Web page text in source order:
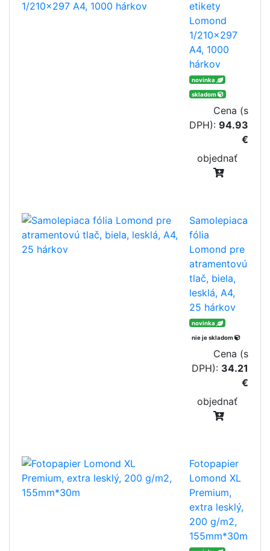
etikety
Lomond
1/210x297
A4, 1000
hárkov
novinka
skladom
Cena (s
DPH): 94.93
€
objednať
Samolepiaca
fólia
Lomond pre
atramentovú
tlač, biela,
lesklá, A4,
25 hárkov
novinka
nie je skladom
Cena (s
DPH): 34.21
€
objednať
Fotopapier
Lomond XL
Premium,
extra lesklý,
200 g/m2,
155mm*30m